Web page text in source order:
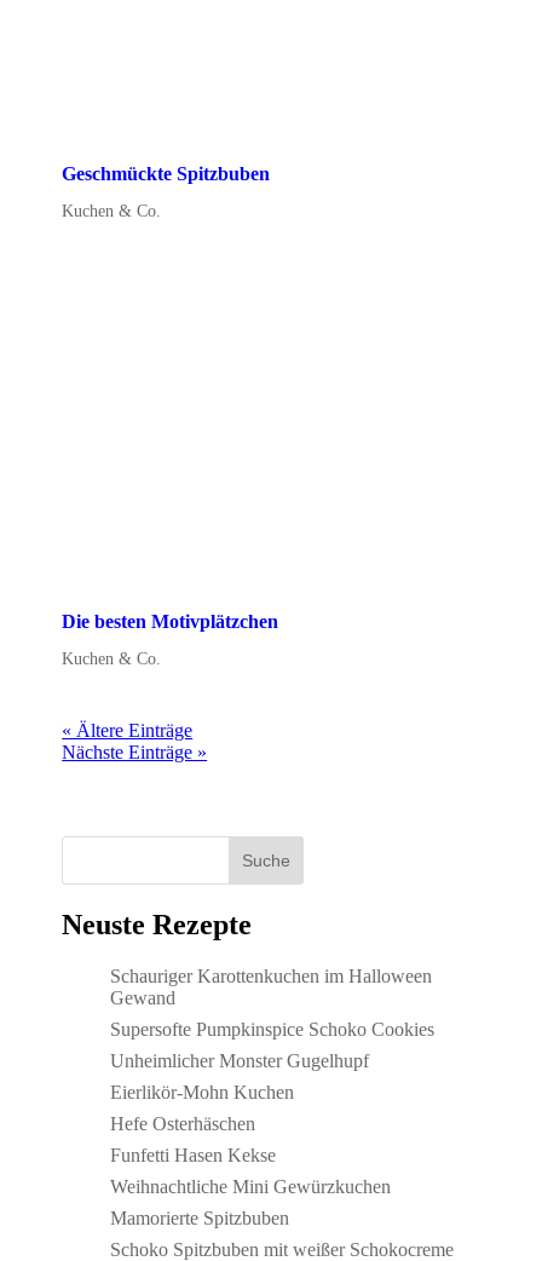
Geschmückte Spitzbuben
Kuchen & Co.
Die besten Motivplätzchen
Kuchen & Co.
« Ältere Einträge
Nächste Einträge »
Suche
Neuste Rezepte
Schauriger Karottenkuchen im Halloween
Gewand
Supersofte Pumpkinspice Schoko Cookies
Unheimlicher Monster Gugelhupf
Eierlikör-Mohn Kuchen
Hefe Osterhäschen
Funfetti Hasen Kekse
Weihnachtliche Mini Gewürzkuchen
Mamorierte Spitzbuben
Schoko Spitzbuben mit weißer Schokocreme